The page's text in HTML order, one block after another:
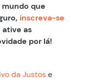
que
inscreva-se
ative as
por lá!
da Justose